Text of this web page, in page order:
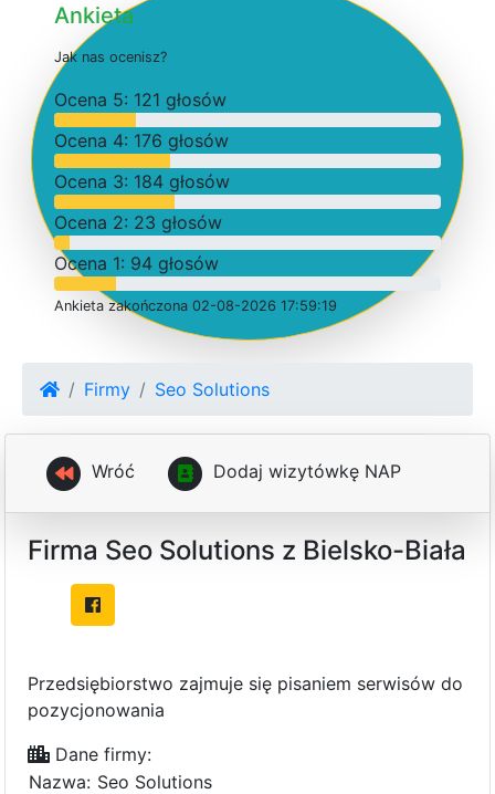
Ankieta
Jak nas ocenisz?
Ocena 5: 121 głosów
Ocena 4: 176 głosów
Ocena 3: 184 głosów
Ocena 2: 23 głosów
Ocena 1: 94 głosów
Ankieta zakończona 02-08-2026 17:59:19
Firmy Seo Solutions
Wróć Dodaj wizytówkę NAP
Firma Seo Solutions z Bielsko-Biała
Przedsiębiorstwo zajmuje się pisaniem serwisów do
pozycjonowania
Dane firmy:
Nazwa: Seo Solutions